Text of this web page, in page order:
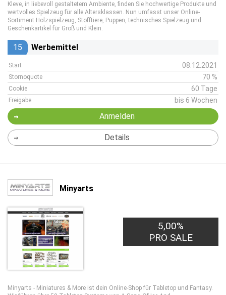
Kleve, in liebevoll gestaltetem Ambiente, finden Sie hochwertige Produkte und
wertvolles Spielzeug für alle Altersklassen. Nun umfasst unser Online-
Sortiment Holzspielzeug, Stofftiere, Puppen, technisches Spielzeug und
Geschenkartikel für Groß und Klein.
15 Werbemittel
Start 08.12.2021
Stornoquote 70 %
Cookie 60 Tage
Freigabe bis 6 Wochen
Anmelden
Details
Minyarts
5,00%
PRO SALE
Minyarts - Miniatures & More ist dein Online-Shop für Tabletop und Fantasy.